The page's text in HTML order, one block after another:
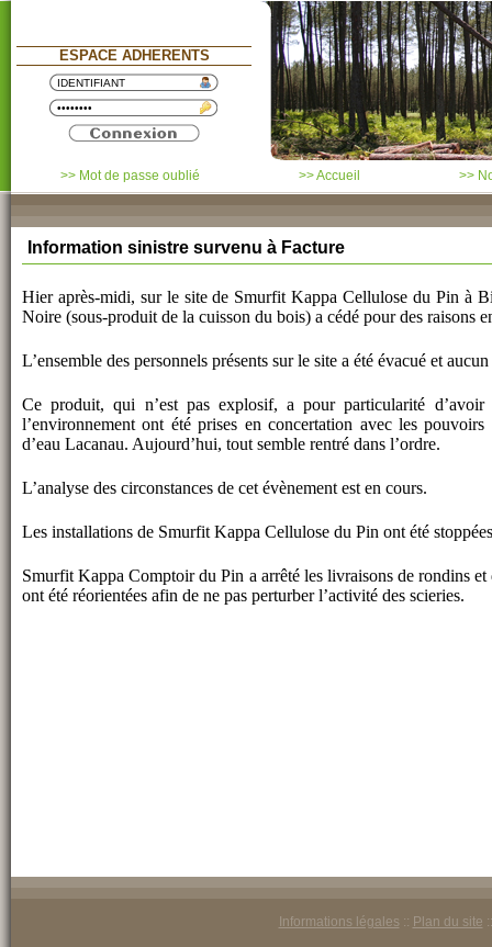
ESPACE ADHERENTS
>> Mot de passe oublié >> Accueil >>
Information sinistre survenu à Facture
Hier après-midi, sur le site de Smurfit Kappa Cellulose du Pin à
Noire (sous-produit de la cuisson du bois) a cédé pour des raisons
L’ensemble des personnels présents sur le site a été évacué et
Ce produit, qui n’est pas explosif, a pour particularité
l’environnement ont été prises en concertation avec les
d’eau Lacanau. Aujourd’hui, tout semble rentré dans l’ordre.
L’analyse des circonstances de cet évènement est en cours.
Les installations de Smurfit Kappa Cellulose du Pin ont été
Smurfit Kappa Comptoir du Pin a arrêté les livraisons de rondins
ont été réorientées afin de ne pas perturber l’activité des scieries.
Informations légales :: Plan du site